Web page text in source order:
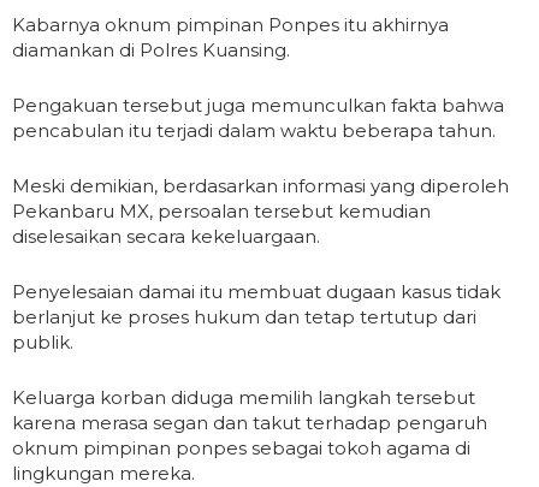
Kabarnya oknum pimpinan Ponpes itu akhirnya
diamankan di Polres Kuansing.
Pengakuan tersebut juga memunculkan fakta bahwa
pencabulan itu terjadi dalam waktu beberapa tahun.
Meski demikian, berdasarkan informasi yang diperoleh
Pekanbaru MX, persoalan tersebut kemudian
diselesaikan secara kekeluargaan.
Penyelesaian damai itu membuat dugaan kasus tidak
berlanjut ke proses hukum dan tetap tertutup dari
publik.
Keluarga korban diduga memilih langkah tersebut
karena merasa segan dan takut terhadap pengaruh
oknum pimpinan ponpes sebagai tokoh agama di
lingkungan mereka.